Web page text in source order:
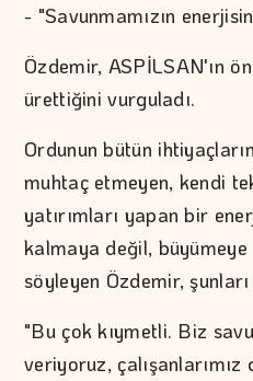
- "Savunmamızın
Özdemir, ASPİLSAN'ın
ürettiğini vurguladı.
Ordunun bütün
muhtaç etmeyen, kendi
yatırımları yapan bir
kalmaya değil,
söyleyen Özdemir,
"Bu çok kıymetli. Biz
veriyoruz,